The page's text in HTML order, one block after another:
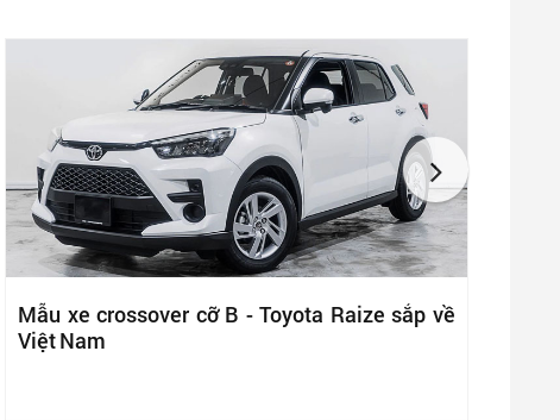
Mẫu xe crossover cỡ B - Toyota Raize sắp về
Việt Nam